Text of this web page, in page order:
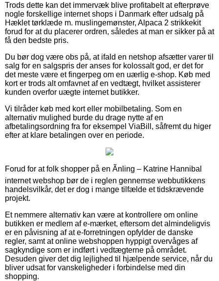
Trods dette kan det immervæk blive profitabelt at efterprøve
nogle forskellige internet shops i Danmark efter udsalg på
Hæklet tørklæde m. muslingemønster, Alpaca 2 strikkekit
forud for at du placerer ordren, således at man er sikker på at
få den bedste pris.
Du bør dog være obs på, at ifald en netshop afsætter varer til
salg for en salgspris der anses for kolossalt god, er det for
det meste være et fingerpeg om en uærlig e-shop. Køb med
kort er trods alt omfavnet af en vedtægt, hvilket assisterer
kunden overfor uægte internet butikker.
Vi tilråder køb med kort eller mobilbetaling. Som en
alternativ mulighed burde du drage nytte af en
afbetalingsordning fra for eksempel ViaBill, såfremt du higer
efter at klare betalingen over en periode.
Forud for at folk shopper på en Ãnling – Katrine Hannibal
internet webshop bør de i reglen gennemse webbutikkens
handelsvilkår, det er dog i mange tilfælde et tidskrævende
projekt.
Et nemmere alternativ kan være at kontrollere om online
butikken er medlem af e-mærket, eftersom det almindeligvis
er en påvisning af at e-forretningen opfylder de danske
regler, samt at online webshoppen hyppigt overvåges af
sagkyndige som er indført i vedtægterne på området.
Desuden giver det dig lejlighed til hjælpende service, når du
bliver udsat for vanskeligheder i forbindelse med din
shopping.